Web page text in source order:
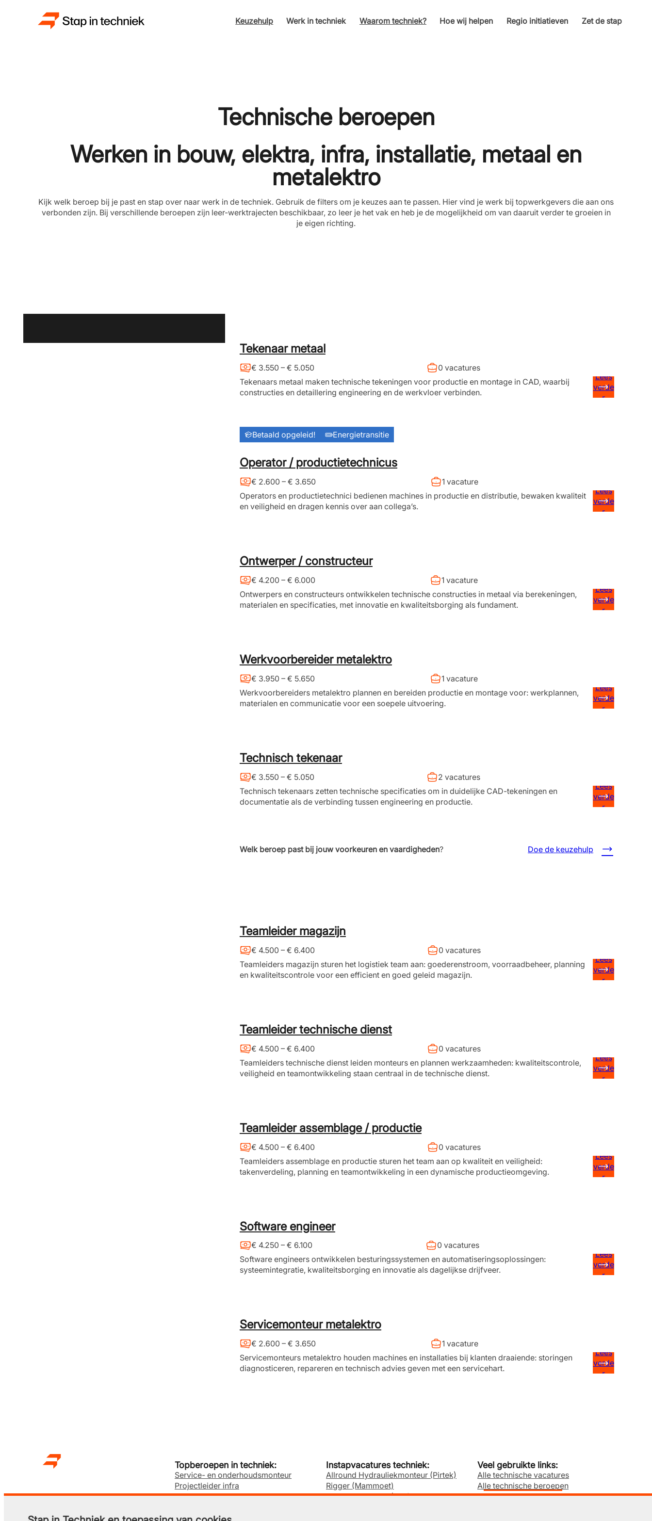
Keuzehulp Werk in techniek Waarom techniek? Hoe wij helpen Regio initiatieven Zet de stap
Technische beroepen
Werken in bouw, elektra, infra, installatie, metaal en
metalektro
Kijk welk beroep bij je past en stap over naar werk in de techniek. Gebruik de filters om je keuzes aan te passen. Hier vind je werk bij topwerkgevers die aan ons
verbonden zijn. Bij verschillende beroepen zijn leer-werktrajecten beschikbaar, zo leer je het vak en heb je de mogelijkheid om van daaruit verder te groeien in
je eigen richting.
Tekenaar metaal
€ 3.550 – € 5.050
0 vacatures
Tekenaars metaal maken technische tekeningen voor productie en montage in CAD, waarbij
constructies en detaillering engineering en de werkvloer verbinden.
Lees
verde
r
Betaald opgeleid! Energietransitie
Operator / productietechnicus
€ 2.600 – € 3.650
1 vacature
Operators en productietechnici bedienen machines in productie en distributie, bewaken kwaliteit
en veiligheid en dragen kennis over aan collega’s.
Lees
verde
r
Ontwerper / constructeur
€ 4.200 – € 6.000
1 vacature
Ontwerpers en constructeurs ontwikkelen technische constructies in metaal via berekeningen,
materialen en specificaties, met innovatie en kwaliteitsborging als fundament.
Lees
verde
r
Werkvoorbereider metalektro
€ 3.950 – € 5.650
1 vacature
Werkvoorbereiders metalektro plannen en bereiden productie en montage voor: werkplannen,
materialen en communicatie voor een soepele uitvoering.
Lees
verde
r
Technisch tekenaar
€ 3.550 – € 5.050
2 vacatures
Technisch tekenaars zetten technische specificaties om in duidelijke CAD-tekeningen en
documentatie als de verbinding tussen engineering en productie.
Lees
verde
r
Welk beroep past bij jouw voorkeuren en vaardigheden? Doe de keuzehulp
Teamleider magazijn
€ 4.500 – € 6.400
0 vacatures
Teamleiders magazijn sturen het logistiek team aan: goederenstroom, voorraadbeheer, planning
en kwaliteitscontrole voor een efficient en goed geleid magazijn.
Lees
verde
r
Teamleider technische dienst
€ 4.500 – € 6.400
0 vacatures
Teamleiders technische dienst leiden monteurs en plannen werkzaamheden: kwaliteitscontrole,
veiligheid en teamontwikkeling staan centraal in de technische dienst.
Lees
verde
r
Teamleider assemblage / productie
€ 4.500 – € 6.400
0 vacatures
Teamleiders assemblage en productie sturen het team aan op kwaliteit en veiligheid:
takenverdeling, planning en teamontwikkeling in een dynamische productieomgeving.
Lees
verde
r
Software engineer
€ 4.250 – € 6.100
0 vacatures
Software engineers ontwikkelen besturingssystemen en automatiseringsoplossingen:
systeemintegratie, kwaliteitsborging en innovatie als dagelijkse drijfveer.
Lees
verde
r
Servicemonteur metalektro
€ 2.600 – € 3.650
1 vacature
Servicemonteurs metalektro houden machines en installaties bij klanten draaiende: storingen
diagnosticeren, repareren en technisch advies geven met een servicehart.
Lees
verde
r
Topberoepen in techniek:
Service- en onderhoudsmonteur
Projectleider infra
Monteur installatietechniek
Monteur elektra
Instapvacatures techniek:
Allround Hydrauliekmonteur (Pirtek)
Rigger (Mammoet)
Leerling-monteur (BBL) klimaattechniek
Veel gebruikte links:
Alle technische vacatures
Alle technische beroepen
Keuzehulp beroepen